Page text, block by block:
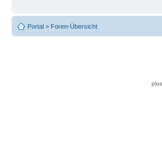
Portal » Foren-Übersicht